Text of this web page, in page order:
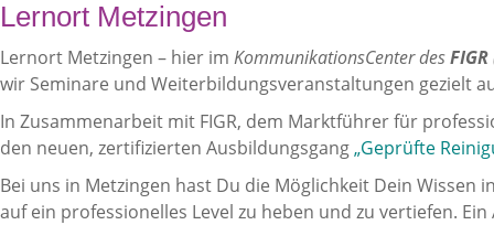
Lernort Metzingen
Lernort Metzingen – hier im KommunikationsCenter desFIGR
wir Seminare und Weiterbildungsveranstaltungen gezielt
In Zusammenarbeit mit FIGR, dem Marktführer für
den neuen, zertifizierten Ausbildungsgang„Geprüfte
Bei uns in Metzingen hast Du die Möglichkeit Dein
auf ein professionelles Level zu heben und zu vertiefen.